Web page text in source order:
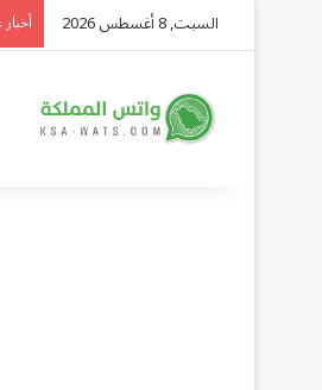
السبت, 8 أغسطس 2026